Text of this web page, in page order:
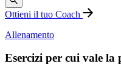
Ottieni il tuo Coach
Allenamento
Esercizi per cui vale la